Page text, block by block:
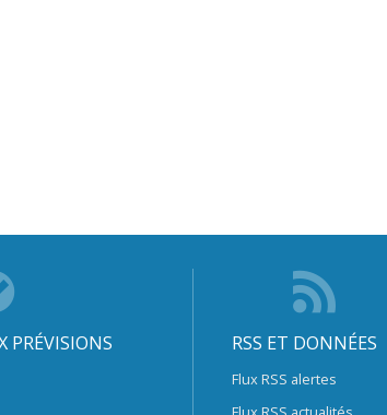
PRÉVISIONS RSS ET DONNÉES
Flux RSS alertes